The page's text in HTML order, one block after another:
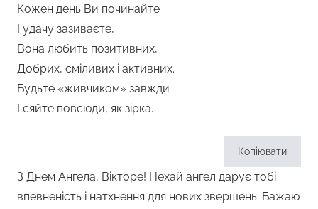
Кожен день Ви починайте
І удачу зазиваєте,
Вона любить позитивних,
Добрих, сміливих і активних.
Будьте «живчиком» завжди
І сяйте повсюди, як зірка.
Копіювати
З Днем Ангела, Вікторе! Нехай ангел дарує тобі
впевненість і натхнення для нових звершень. Бажаю